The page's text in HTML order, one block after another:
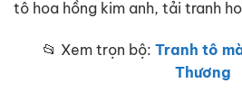
tô hoa hồng kim anh, tải tranh
📂 Xem trọn bộ: Tranh tô
Thương